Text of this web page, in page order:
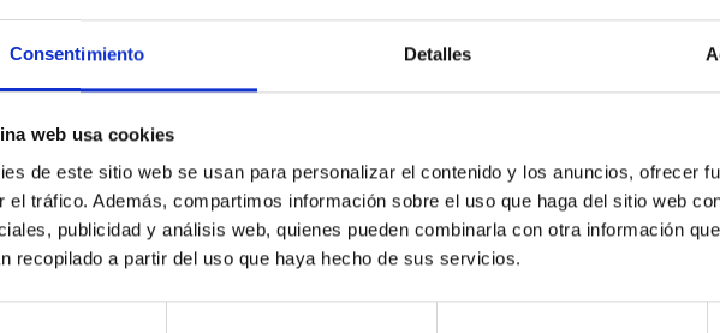
Consentimiento Detalles
web usa cookies
de este sitio web se usan para personalizar el contenido y los anuncios, ofrecer
el tráfico. Además, compartimos información sobre el uso que haga del sitio web
publicidad y análisis web, quienes pueden combinarla con otra información
recopilado a partir del uso que haya hecho de sus servicios.
Victoria